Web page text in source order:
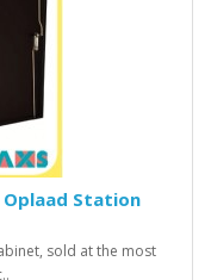
Oplaad Station
sold at the most